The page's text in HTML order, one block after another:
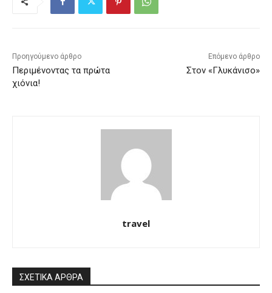
Προηγούμενο άρθρο
Περιμένοντας τα πρώτα
χιόνια!
Επόμενο άρθρο
Στον «Γλυκάνισο»
travel
ΣΧΕΤΙΚΑ ΑΡΘΡΑ